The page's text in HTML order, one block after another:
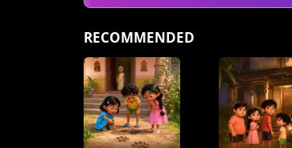
RECOMMENDED